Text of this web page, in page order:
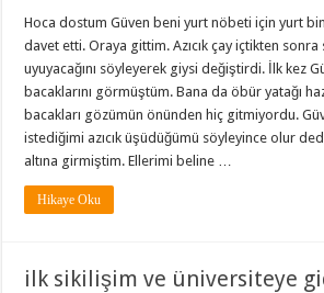
Hoca dostum Güven beni yurt nöbeti için yurt
davet etti. Oraya gittim. Azıcık çay içtikten
uyuyacağını söyleyerek giysi değiştirdi. İlk kez
bacaklarını görmüştüm. Bana da öbür yatağı
bacakları gözümün önünden hiç gitmiyordu.
istediğimi azıcık üşüdüğümü söyleyince olur
altına girmiştim. Ellerimi beline …
Hikaye Oku
ilk sikilişim ve üniversiteye